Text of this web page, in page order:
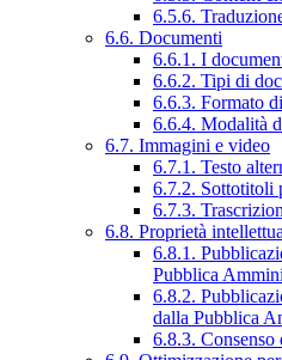
6.5.6.
6.6. Documenti
6.6.1. I
6.6.2. Tipi di
6.6.3. Formato
6.6.4. Modalità
6.7. Immagini e video
6.7.1. Testo
6.7.2. Sottotitoli
6.7.3.
6.8. Proprietà
6.8.1.
Pubblica
6.8.2.
dalla Pubblica
6.8.3. Consenso